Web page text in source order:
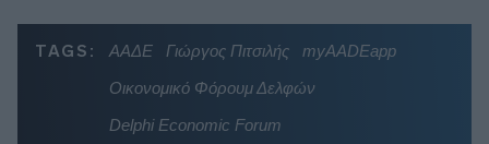
TAGS: ΑΑΔΕ Γιώργος Πιτσιλής
myAADEapp
Οικονομικό Φόρουμ Δελφών
Delphi Economic Forum